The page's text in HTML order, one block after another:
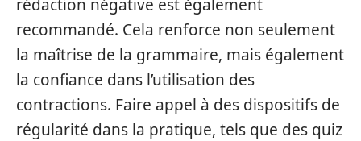
rédaction négative est également
recommandé. Cela renforce non seulement
la maîtrise de la grammaire, mais également
la confiance dans l’utilisation des
contractions. Faire appel à des dispositifs de
régularité dans la pratique, tels que des quiz